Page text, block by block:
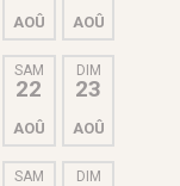
AOÛ AOÛ
SAM
22
AOÛ
DIM
23
AOÛ
SAM DIM